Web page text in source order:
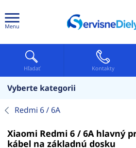
Menu
Hľadať Kontakty
Vyberte kategorii
Redmi 6 / 6A
Xiaomi Redmi 6 / 6A hlavný
kábel na základnú dosku